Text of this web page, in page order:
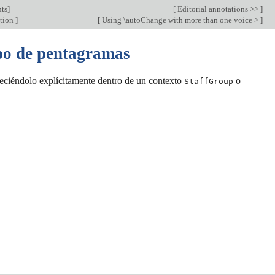
] [ Editorial annotations >> ]
] [ Using \autoChange with more than one voice > ]
de pentagramas
explícitamente dentro de un contexto StaffGroup o